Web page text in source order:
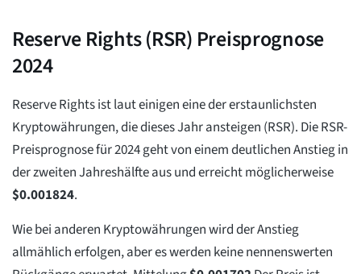
Reserve Rights (RSR) Preisprognose
2024
Reserve Rights ist laut einigen eine der erstaunlichsten
Kryptowährungen, die dieses Jahr ansteigen (RSR). Die RSR-
Preisprognose für 2024 geht von einem deutlichen Anstieg in
der zweiten Jahreshälfte aus und erreicht möglicherweise
$0.001824.
Wie bei anderen Kryptowährungen wird der Anstieg
allmählich erfolgen, aber es werden keine nennenswerten